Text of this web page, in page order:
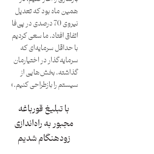
همین ماه بود که تعدیل
نیروی 70 درصدی در پی‌فا
اتفاق افتاد. ما سعی کردیم
با حداقل سرمایه‌ای که
سرمایه‌گذار در اختیارمان
گذاشته، بخش‌هایی از
سیستم را بازطراحی کنیم.»
با تبلیغ قورباغه
مجبور به راه‌اندازی
زودهنگام شدیم